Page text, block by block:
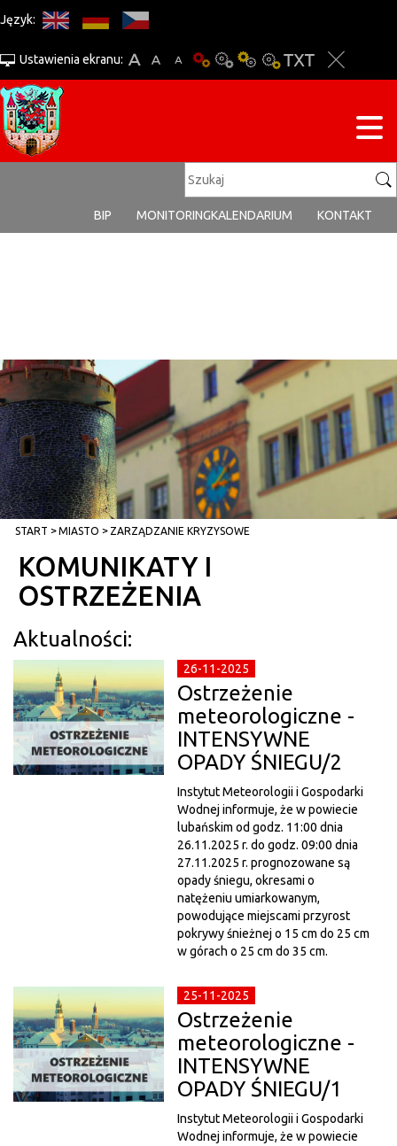
Język:
Ustawienia ekranu:
BIP MONITORINGKALENDARIUM KONTAKT
START MIASTO ZARZĄDZANIE KRYZYSOWE
KOMUNIKATY I
OSTRZEŻENIA
Aktualności:
26-11-2025
Ostrzeżenie
meteorologiczne -
INTENSYWNE
OPADY ŚNIEGU/2
Instytut Meteorologii i Gospodarki
Wodnej informuje, że w powiecie
lubańskim od godz. 11:00 dnia
26.11.2025 r. do godz. 09:00 dnia
27.11.2025 r. prognozowane są
opady śniegu, okresami o
natężeniu umiarkowanym,
powodujące miejscami przyrost
pokrywy śnieżnej o 15 cm do 25 cm
w górach o 25 cm do 35 cm.
25-11-2025
Ostrzeżenie
meteorologiczne -
INTENSYWNE
OPADY ŚNIEGU/1
Instytut Meteorologii i Gospodarki
Wodnej informuje, że w powiecie